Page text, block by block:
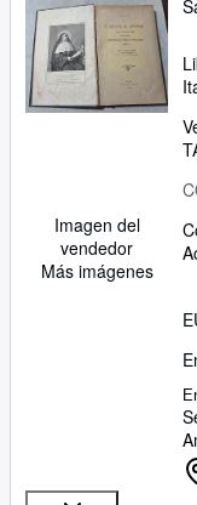
Imagen del
vendedor
Más imágenes